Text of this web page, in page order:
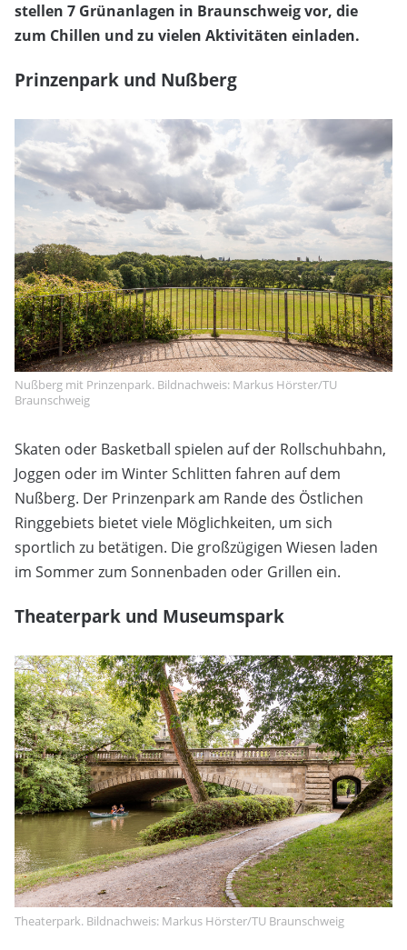
stellen 7 Grünanlagen in Braunschweig vor, die
zum Chillen und zu vielen Aktivitäten einladen.
Prinzenpark und Nußberg
Nußberg mit Prinzenpark. Bildnachweis: Markus Hörster/TU
Braunschweig
Skaten oder Basketball spielen auf der Rollschuhbahn,
Joggen oder im Winter Schlitten fahren auf dem
Nußberg. Der Prinzenpark am Rande des Östlichen
Ringgebiets bietet viele Möglichkeiten, um sich
sportlich zu betätigen. Die großzügigen Wiesen laden
im Sommer zum Sonnenbaden oder Grillen ein.
Theaterpark und Museumspark
Theaterpark. Bildnachweis: Markus Hörster/TU Braunschweig